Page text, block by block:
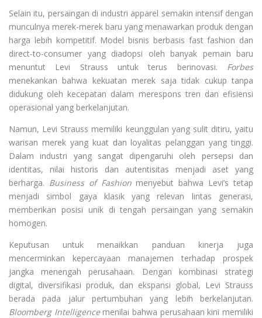
Selain itu, persaingan di industri apparel semakin intensif dengan
munculnya merek-merek baru yang menawarkan produk dengan
harga lebih kompetitif. Model bisnis berbasis fast fashion dan
direct-to-consumer yang diadopsi oleh banyak pemain baru
menuntut Levi Strauss untuk terus berinovasi. Forbes
menekankan bahwa kekuatan merek saja tidak cukup tanpa
didukung oleh kecepatan dalam merespons tren dan efisiensi
operasional yang berkelanjutan.
Namun, Levi Strauss memiliki keunggulan yang sulit ditiru, yaitu
warisan merek yang kuat dan loyalitas pelanggan yang tinggi.
Dalam industri yang sangat dipengaruhi oleh persepsi dan
identitas, nilai historis dan autentisitas menjadi aset yang
berharga. Business of Fashionmenyebut bahwa Levi’s tetap
menjadi simbol gaya klasik yang relevan lintas generasi,
memberikan posisi unik di tengah persaingan yang semakin
homogen.
Keputusan untuk menaikkan panduan kinerja juga
mencerminkan kepercayaan manajemen terhadap prospek
jangka menengah perusahaan. Dengan kombinasi strategi
digital, diversifikasi produk, dan ekspansi global, Levi Strauss
berada pada jalur pertumbuhan yang lebih berkelanjutan.
Bloomberg Intelligencemenilai bahwa perusahaan kini memiliki